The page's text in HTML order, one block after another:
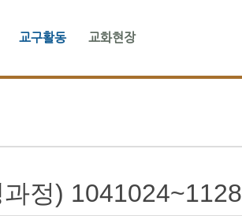
교구활동 교화현장
정) 1041024~1128